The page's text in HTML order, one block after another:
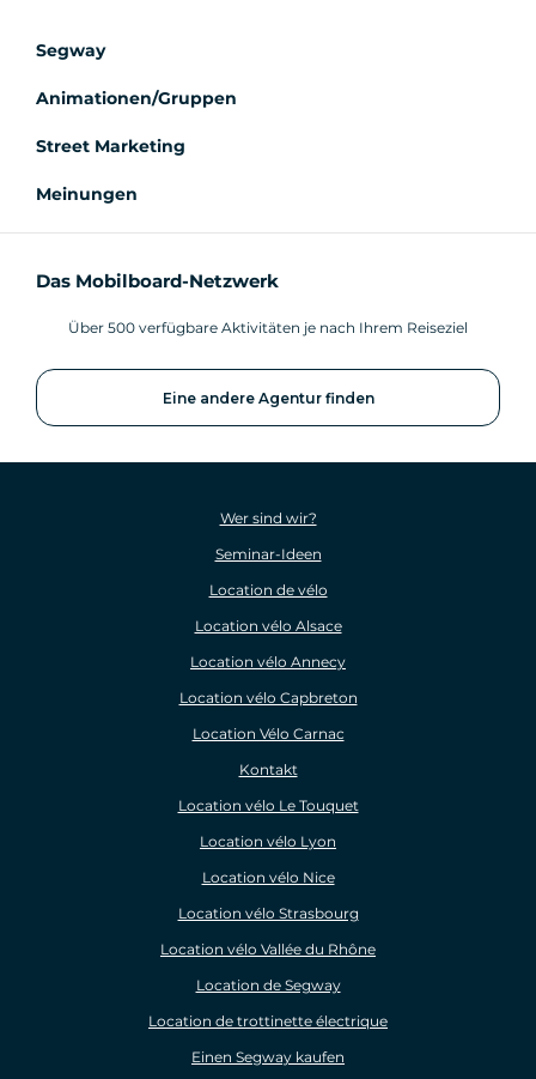
Segway
Animationen/Gruppen
Street Marketing
Meinungen
Das Mobilboard-Netzwerk
Über 500 verfügbare Aktivitäten je nach Ihrem Reiseziel
Eine andere Agentur finden
Wer sind wir?
Seminar-Ideen
Location de vélo
Location vélo Alsace
Location vélo Annecy
Location vélo Capbreton
Location Vélo Carnac
Kontakt
Location vélo Le Touquet
Location vélo Lyon
Location vélo Nice
Location vélo Strasbourg
Location vélo Vallée du Rhône
Location de Segway
Location de trottinette électrique
Einen Segway kaufen